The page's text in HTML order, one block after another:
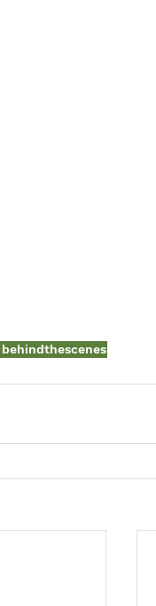
behindthescenes